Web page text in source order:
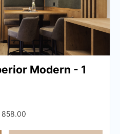
Modern - 1
858.00